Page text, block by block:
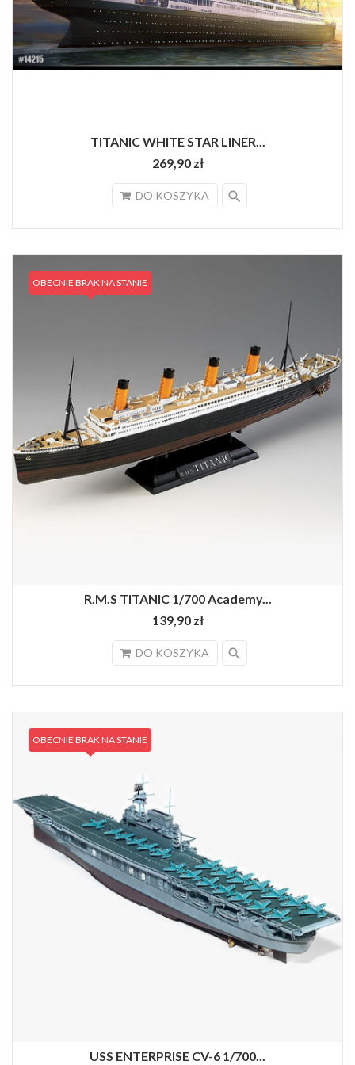
TITANIC WHITE STAR LINER...
269,90 zł
DO KOSZYKA search
R.M.S TITANIC 1/700 Academy...
139,90 zł
DO KOSZYKA search
OBECNIE BRAK NA STANIE
USS ENTERPRISE CV-6 1/700...
OBECNIE BRAK NA STANIE